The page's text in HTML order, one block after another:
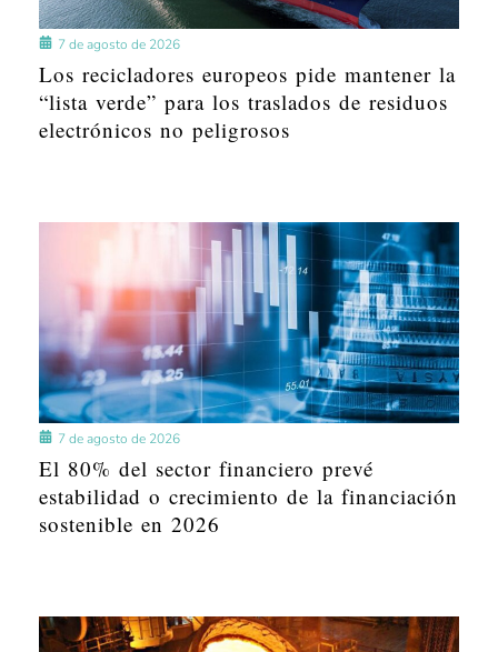
7 de agosto de 2026
Los recicladores europeos pide mantener la
“lista verde” para los traslados de residuos
electrónicos no peligrosos
7 de agosto de 2026
El 80% del sector financiero prevé
estabilidad o crecimiento de la financiación
sostenible en 2026